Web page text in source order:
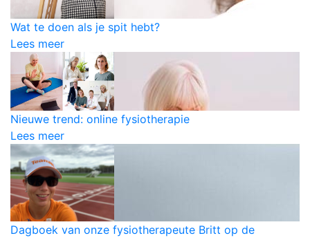
Wat te doen als je spit hebt?
Lees meer
Nieuwe trend: online fysiotherapie
Lees meer
Dagboek van onze fysiotherapeute Britt op de